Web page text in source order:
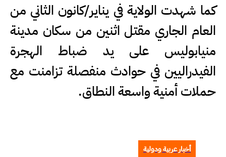
كما شهدت الولاية في يناير/كانون الثاني من
العام الجاري مقتل اثنين من سكان مدينة
منيابوليس على يد ضباط الهجرة
الفيدراليين في حوادث منفصلة تزامنت مع
حملات أمنية واسعة النطاق.
أخبار عربية ودولية